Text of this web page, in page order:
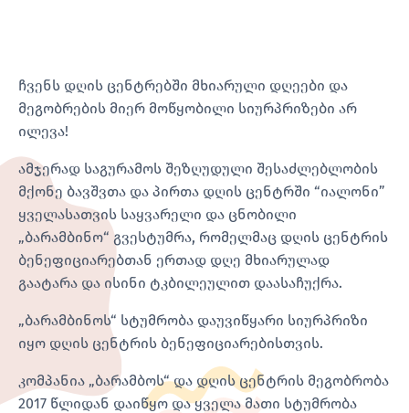
ჩვენს დღის ცენტრებში მხიარული დღეები და
მეგობრების მიერ მოწყობილი სიურპრიზები არ
ილევა!
ამჯერად საგურამოს შეზღუდული შესაძლებლობის
მქონე ბავშვთა და პირთა დღის ცენტრში “იალონი”
ყველასათვის საყვარელი და ცნობილი
„ბარამბინო“ გვესტუმრა, რომელმაც დღის ცენტრის
ბენეფიციარებთან ერთად დღე მხიარულად
გაატარა და ისინი ტკბილეულით დაასაჩუქრა.
„ბარამბინოს“ სტუმრობა დაუვიწყარი სიურპრიზი
იყო დღის ცენტრის ბენეფიციარებისთვის.
კომპანია „ბარამბოს“ და დღის ცენტრის მეგობრობა
2017 წლიდან დაიწყო და ყველა მათი სტუმრობა